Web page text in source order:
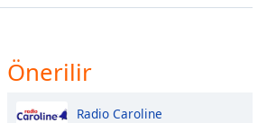
Önerilir
Radio Caroline